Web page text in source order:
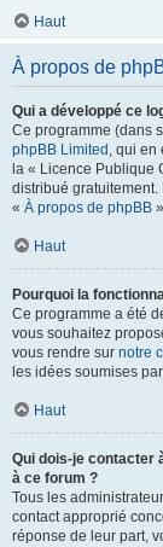
Haut
À propos de
Qui a développé ce
Ce programme (dans
phpBB Limited , qui en
la « Licence Publique
distribué gratuitement.
« À propos de phpBB
Haut
Pourquoi la
Ce programme a été
vous souhaitez
vous rendre sur notre
les idées soumises
Haut
Qui dois-je contacter
à ce forum ?
Tous les
contact approprié
réponse de leur part,